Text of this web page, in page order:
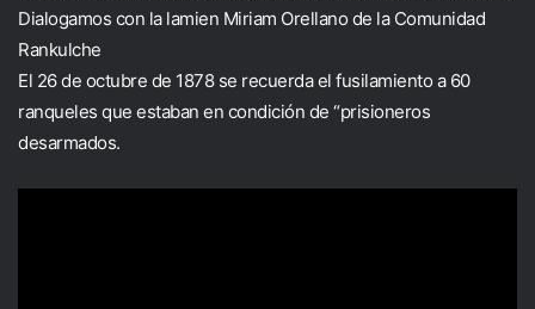
Dialogamos con la lamien Miriam Orellano de la Comunidad
Rankulche
El 26 de octubre de 1878 se recuerda el fusilamiento a 60
ranqueles que estaban en condición de “prisioneros
desarmados.